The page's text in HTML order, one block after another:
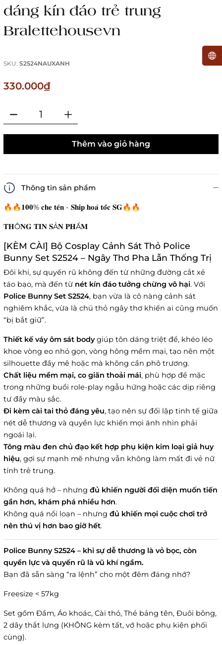
dáng kín đáo trẻ trung
Bralettehousevn
SKU: S2524NAUXANH
330.000₫
Thêm vào giỏ hàng
Thông tin sản phẩm
🔥🔥𝟏𝟎𝟎% 𝐜𝐡𝐞 𝐭𝐞̂𝐧 - 𝐒𝐡𝐢𝐩 𝐡𝐨𝐚̉ 𝐭𝐨̂́𝐜 𝐒𝐆🔥🔥
𝐓𝐇Ô𝐍𝐆 𝐓𝐈𝐍 𝐒Ả𝐍 𝐏𝐇Ẩ𝐌
[KÈM CÀI] Bộ Cosplay Cảnh Sát Thỏ Police
Bunny Set S2524 – Ngây Thơ Pha Lẫn Thống Trị
Đôi khi, sự quyến rũ không đến từ những đường cắt xẻ
táo bạo, mà đến từ nét kín đáo tưởng chừng vô hại. Với
Police Bunny Set S2524, bạn vừa là cô nàng cảnh sát
nghiêm khắc, vừa là chú thỏ ngây thơ khiến ai cũng muốn
“bị bắt giữ”.
Thiết kế váy ôm sát bodygiúp tôn dáng triệt để, khéo léo
khoe vòng eo nhỏ gọn, vòng hông mềm mại, tạo nên một
silhouette đầy mê hoặc mà không cần phô trương.
Chất liệu mềm mại, co giãn thoải mái, phù hợp để mặc
trong những buổi role-play ngẫu hứng hoặc các dịp riêng
tư đầy màu sắc.
Đi kèm cài tai thỏ đáng yêu, tạo nên sự đối lập tinh tế giữa
nét dễ thương và quyền lực khiến mọi ánh nhìn phải
ngoái lại.
Tông màu đen chủ đạo kết hợp phụ kiện kim loại giả huy
hiệu, gợi sự mạnh mẽ nhưng vẫn không làm mất đi vẻ nữ
tính trẻ trung.
Không quá hở – nhưng đủ khiến người đối diện muốn tiến
gần hơn, khám phá nhiều hơn.
Không quá nổi loạn – nhưng đủ khiến mọi cuộc chơi trở
nên thú vị hơn bao giờ hết.
Police Bunny S2524 – khi sự dễ thương là vỏ bọc, còn
quyền lực và quyến rũ là vũ khí ngầm.
Bạn đã sẵn sàng “ra lệnh” cho một đêm đáng nhớ?
Freesize < 57kg
Set gồm Đầm, Áo khoác, Cài thỏ, Thẻ bảng tên, Đuôi bông,
2 dây thắt lưng (KHÔNG kèm tất, vớ hoặc phụ kiện phối
cùng).